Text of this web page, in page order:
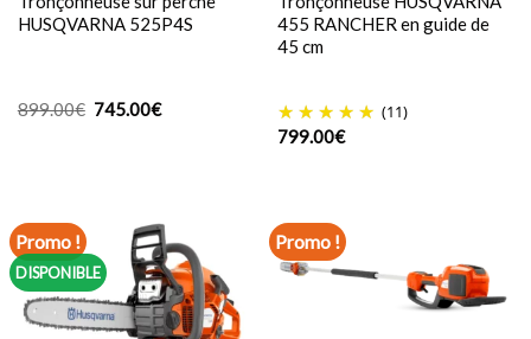
HUSQVARNA 525P4S
899.00€ Le
prix
745.00€Le
prix
455 RANCHER en guide de
45 cm
(11)
799.00€
Promo !
DISPONIBLE
Promo !